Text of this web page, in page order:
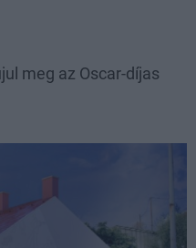
meg az Oscar-díjas